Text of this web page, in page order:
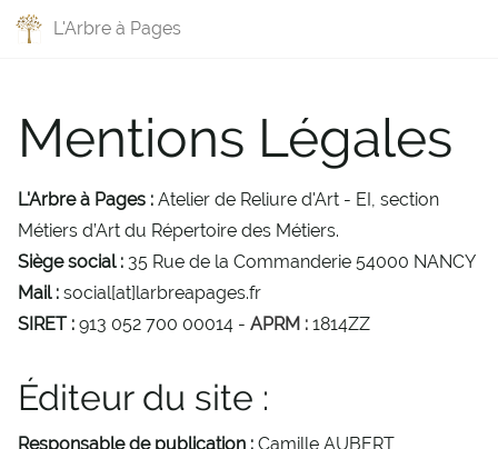
L'Arbre à Pages
Mentions Légales
L'Arbre à Pages : Atelier de Reliure d'Art - EI, section
Métiers d’Art du Répertoire des Métiers.
Siège social : 35 Rue de la Commanderie 54000 NANCY
Mail : social[at]larbreapages.fr
SIRET : 913 052 700 00014 - APRM : 1814ZZ
Éditeur du site :
Responsable de publication : Camille AUBERT